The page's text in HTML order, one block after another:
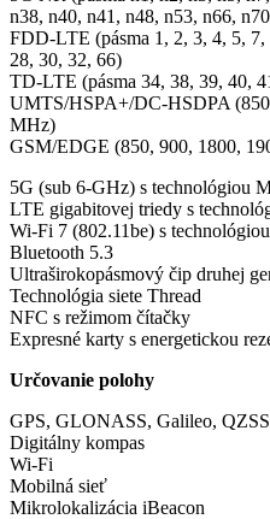
n38, n40, n41, n48, n53, n66,
FDD-LTE (pásma 1, 2, 3, 4, 5,
28, 30, 32, 66)
TD-LTE (pásma 34, 38, 39, 40,
UMTS/HSPA+/DC-HSDPA
MHz)
GSM/EDGE (850, 900, 1800,
5G (sub 6-GHz) s technológiou
LTE gigabitovej triedy s
Wi-Fi 7 (802.11be) s
Bluetooth 5.3
Ultraširokopásmový čip druhej
Technológia siete Thread
NFC s režimom čítačky
Expresné karty s energetickou
Určovanie polohy
GPS, GLONASS, Galileo,
Digitálny kompas
Wi-Fi
Mobilná sieť
Mikrolokalizácia iBeacon